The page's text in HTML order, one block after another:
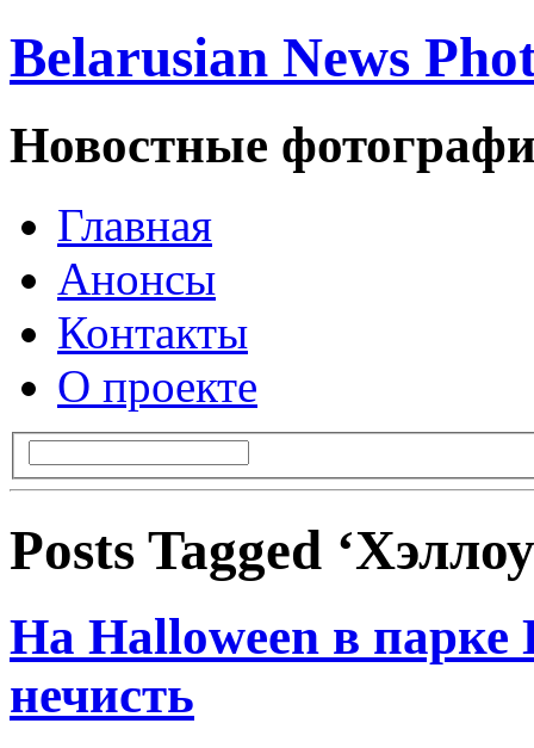
Belarusian News
Новостные
Главная
Анонсы
Контакты
О проекте
Posts Tagged
На Halloween в парке
нечисть